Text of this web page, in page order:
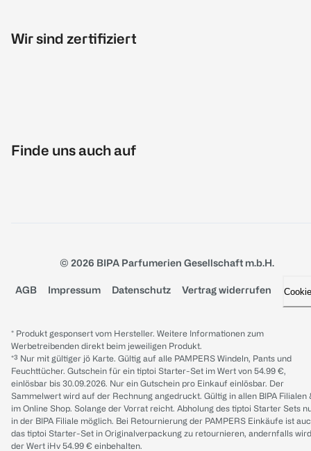
Wir sind zertifiziert
Finde uns auch auf
© 2026 BIPA Parfumerien Gesellschaft m.b.H.
AGB Impressum Datenschutz Vertrag widerrufen
* Produkt gesponsert vom Hersteller. Weitere Informationen zum
Werbetreibenden direkt beim jeweiligen Produkt.
*³ Nur mit gültiger jö Karte. Gültig auf alle PAMPERS Windeln, Pants und
Feuchttücher. Gutschein für ein tiptoi Starter-Set im Wert von 54.99 €,
einlösbar bis 30.09.2026. Nur ein Gutschein pro Einkauf einlösbar. Der
Sammelwert wird auf der Rechnung angedruckt. Gültig in allen BIPA Filialen
im Online Shop. Solange der Vorrat reicht. Abholung des tiptoi Starter Sets
in der BIPA Filiale möglich. Bei Retournierung der PAMPERS Einkäufe ist
das tiptoi Starter-Set in Originalverpackung zu retournieren, andernfalls wird
der Wert iHv 54.99 € einbehalten.